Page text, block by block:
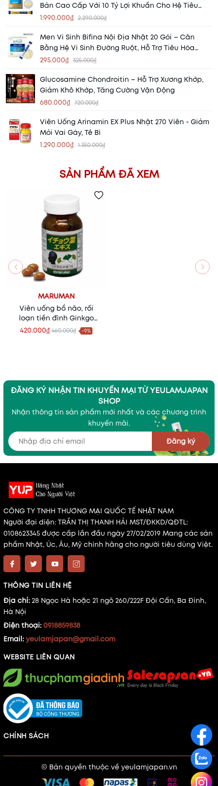
Bản Cao Cấp Với 10 Tỷ Lợi Khuẩn Cho Hệ Tiêu
Hóa Khỏe Mạnh
1.990.000₫ 2.290.000₫
Men Vi Sinh Bifina Nội Địa Nhật 20 Gói – Cân
Bằng Hệ Vi Sinh Đường Ruột, Hỗ Trợ Tiêu Hóa
Khỏe Mạnh
295.000₫ 325.000₫
Glucosamine Chondroitin – Hỗ Trợ Xương Khớp,
Giảm Khô Khớp, Tăng Cường Vận Động
680.000₫ 720.000₫
Viên Uống Arinamin EX Plus Nhật 270 Viên - Giảm
Mỏi Vai Gáy, Tê Bì
1.290.000₫ 1.350.000₫
SẢN PHẨM ĐÃ XEM
MARUMAN
Viên uống bổ não, rối
loạn tiền đình Ginkgo
Biloba Maruman
420.000₫ 460.000₫ -9%
ĐĂNG KÝ NHẬN TIN KHUYẾN MẠI TỪ YEULAMJAPAN
SHOP
Nhận thông tin sản phẩm mới nhất và các chương trình
khuyến mãi.
Đăng ký
CÔNG TY TNHH THƯƠNG MẠI QUỐC TẾ NHẬT NAM
Người đại diện: TRẦN THỊ THANH HẢI MST/ĐKKD/QĐTL:
0108623345 được cấp lần đầu ngày 27/02/2019 Mang các sản
phẩm Nhật, Úc, Âu, Mỹ chính hãng cho người tiêu dùng Việt.
THÔNG TIN LIÊN HỆ
Địa chỉ: 28 Ngọc Hà hoặc 21 ngõ 260/222F Đội Cấn, Ba Đình,
Hà Nội
Điện thoại: 0918859838
Email: yeulamjapan@gmail.com
WEBSITE LIÊN QUAN
CHÍNH SÁCH
© Bản quyền thuộc về yeulamjapan.vn